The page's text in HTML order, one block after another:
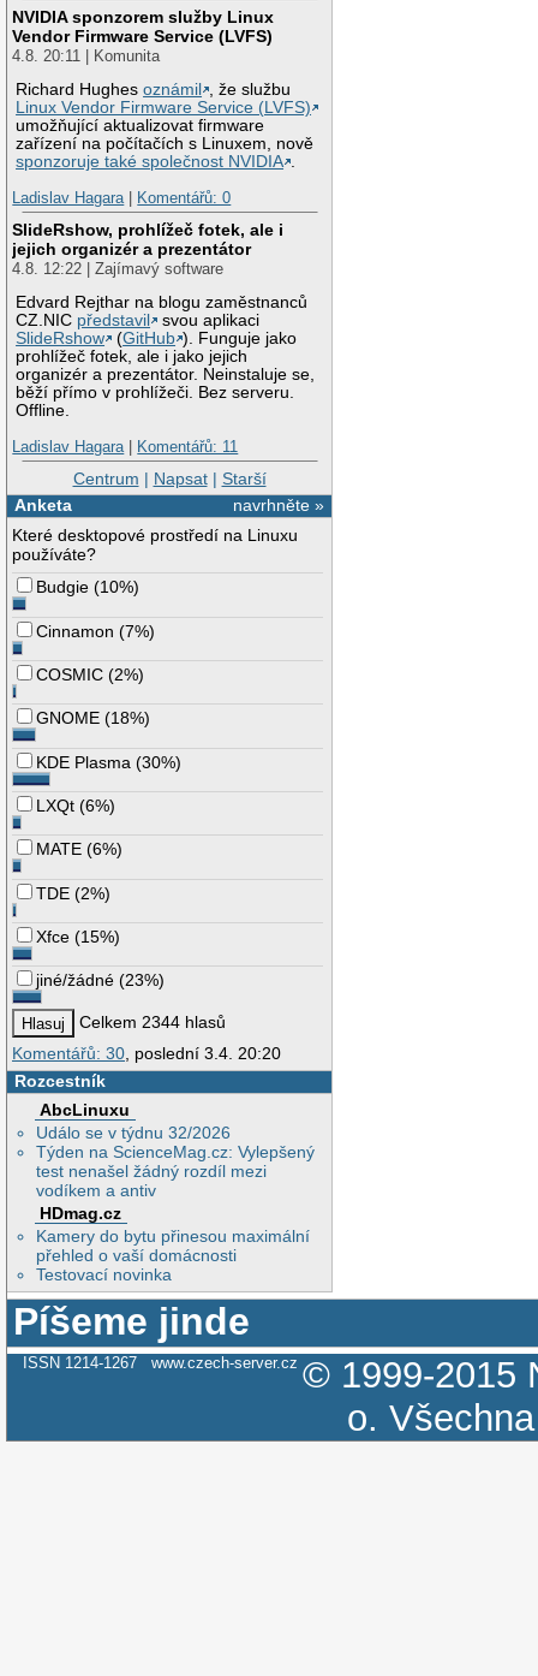
NVIDIA sponzorem služby Linux
Vendor Firmware Service (LVFS)
4.8. 20:11 | Komunita
Richard Hughesoznámil
, že službu
Linux Vendor Firmware Service (LVFS)
umožňující aktualizovat firmware
zařízení na počítačích s Linuxem, nově
sponzoruje také společnost NVIDIA .
Ladislav Hagara| Komentářů: 0
SlideRshow, prohlížeč fotek, ale i
jejich organizér a prezentátor
4.8. 12:22 | Zajímavý software
Edvard Rejthar na blogu zaměstnanců
CZ.NIC představil
svou aplikaci
SlideRshow
(GitHub ). Funguje jako
prohlížeč fotek, ale i jako jejich
organizér a prezentátor. Neinstaluje se,
běží přímo v prohlížeči. Bez serveru.
Offline.
Ladislav Hagara| Komentářů: 11
Centrum | Napsat| Starší
navrhněte »
Anketa
Které desktopové prostředí na Linuxu
používáte?
Budgie (10%)
Cinnamon (7%)
COSMIC (2%)
GNOME (18%)
KDE Plasma (30%)
LXQt (6%)
MATE (6%)
TDE (2%)
Xfce (15%)
jiné/žádné (23%)
Celkem 2344 hlasů
Komentářů: 30 , poslední 3.4. 20:20
Rozcestník
AbcLinuxu
Událo se v týdnu 32/2026
Týden na ScienceMag.cz: Vylepšený
test nenašel žádný rozdíl mezi
vodíkem a antiv
HDmag.cz
Kamery do bytu přinesou maximální
přehled o vaší domácnosti
Testovací novinka
Píšeme jinde
ISSN 1214-1267 www.czech-server.cz © 1999-2015
o.